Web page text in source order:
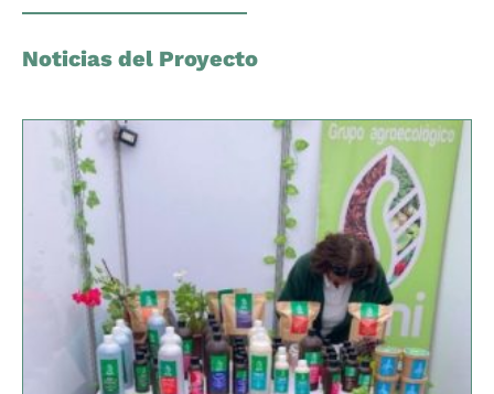
Noticias del Proyecto